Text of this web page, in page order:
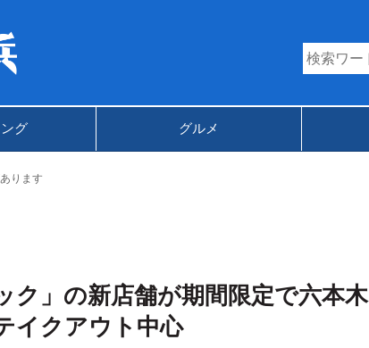
グ グルメ
ります
ク」の新店舗が期間限定で六本木
イクアウト中心